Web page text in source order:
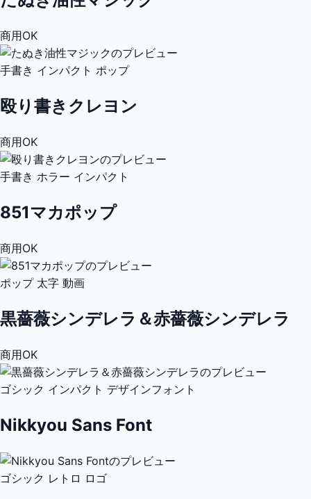
商用OK
手書き インパクト ポップ
殴り書きクレヨン
商用OK
手書き ホラー インパクト
851マカポップ
商用OK
ポップ 太字 動画
黒薔薇シンデレラ＆赤薔薇シンデレラ
商用OK
ゴシック インパクト デザインフォント
Nikkyou Sans Font
ゴシック レトロ ロゴ